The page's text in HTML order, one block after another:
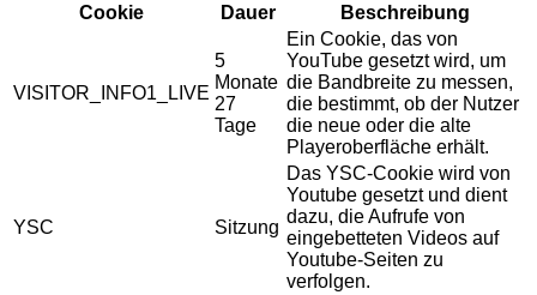
Cookie
Dauer Beschreibung
VISITOR_INFO1_LIVE
5
Monate
27
Tage
Ein Cookie, das von
YouTube gesetzt wird, um
die Bandbreite zu messen,
die bestimmt, ob der Nutzer
die neue oder die alte
Playeroberfläche erhält.
YSC Sitzung
Das YSC-Cookie wird von
Youtube gesetzt und dient
dazu, die Aufrufe von
eingebetteten Videos auf
Youtube-Seiten zu
verfolgen.